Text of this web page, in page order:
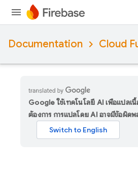
Documentation Cloud
Google ใช้เทคโนโลยี AI เพื่อแปลเ
ต้องการ การแปลโดย AI อาจมีข้อผิดพ